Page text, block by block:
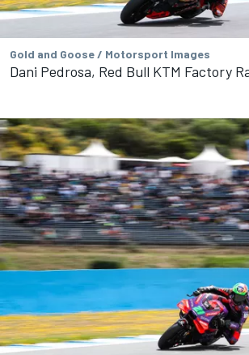
Gold and Goose / Motorsport Images
Dani Pedrosa, Red Bull KTM Factory